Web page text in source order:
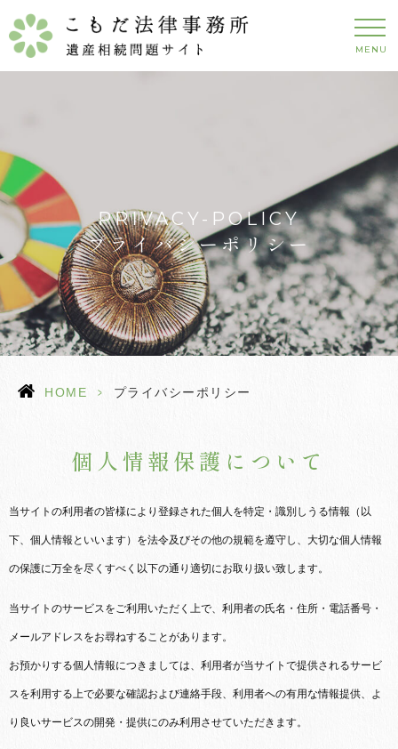
MENU
PRIVACY-POLICY
プライバシーポリシー
HOME > プライバシーポリシー
個人情報保護について
当サイトの利用者の皆様により登録された個人を特定・識別しうる情報（以
下、個人情報といいます）を法令及びその他の規範を遵守し、大切な個人情報
の保護に万全を尽くすべく以下の通り適切にお取り扱い致します。
当サイトのサービスをご利用いただく上で、利用者の氏名・住所・電話番号・
メールアドレスをお尋ねすることがあります。
お預かりする個人情報につきましては、利用者が当サイトで提供されるサービ
スを利用する上で必要な確認および連絡手段、利用者への有用な情報提供、よ
り良いサービスの開発・提供にのみ利用させていただきます。